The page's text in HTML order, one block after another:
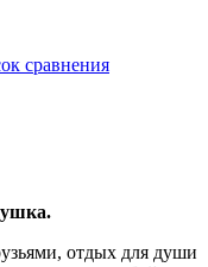
сравнения
отдых для души